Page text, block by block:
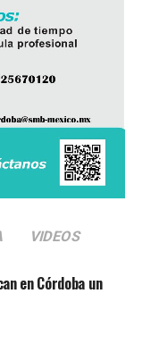
VIDEOS
en Córdoba un